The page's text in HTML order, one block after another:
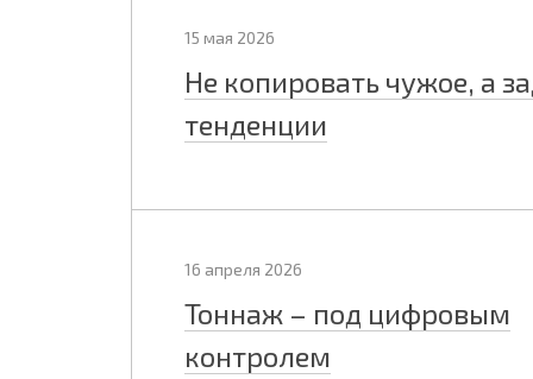
15 мая 2026
Не копировать чужое, а
тенденции
16 апреля 2026
Тоннаж – под цифровым
контролем